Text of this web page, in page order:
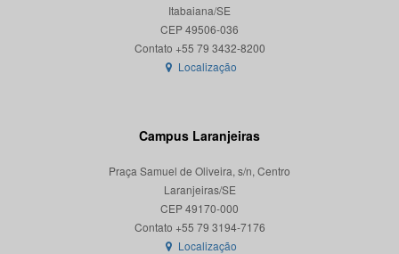
Itabaiana/SE
CEP 49506-036
Localização
Campus Laranjeiras
Praça Samuel de Oliveira, s/n, Centro
Laranjeiras/SE
CEP 49170-000
Localização